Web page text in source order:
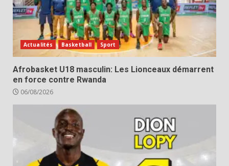
Actualités Basketball Sport
Afrobasket U18 masculin: Les Lionceaux démarrent
en force contre Rwanda
06/08/2026